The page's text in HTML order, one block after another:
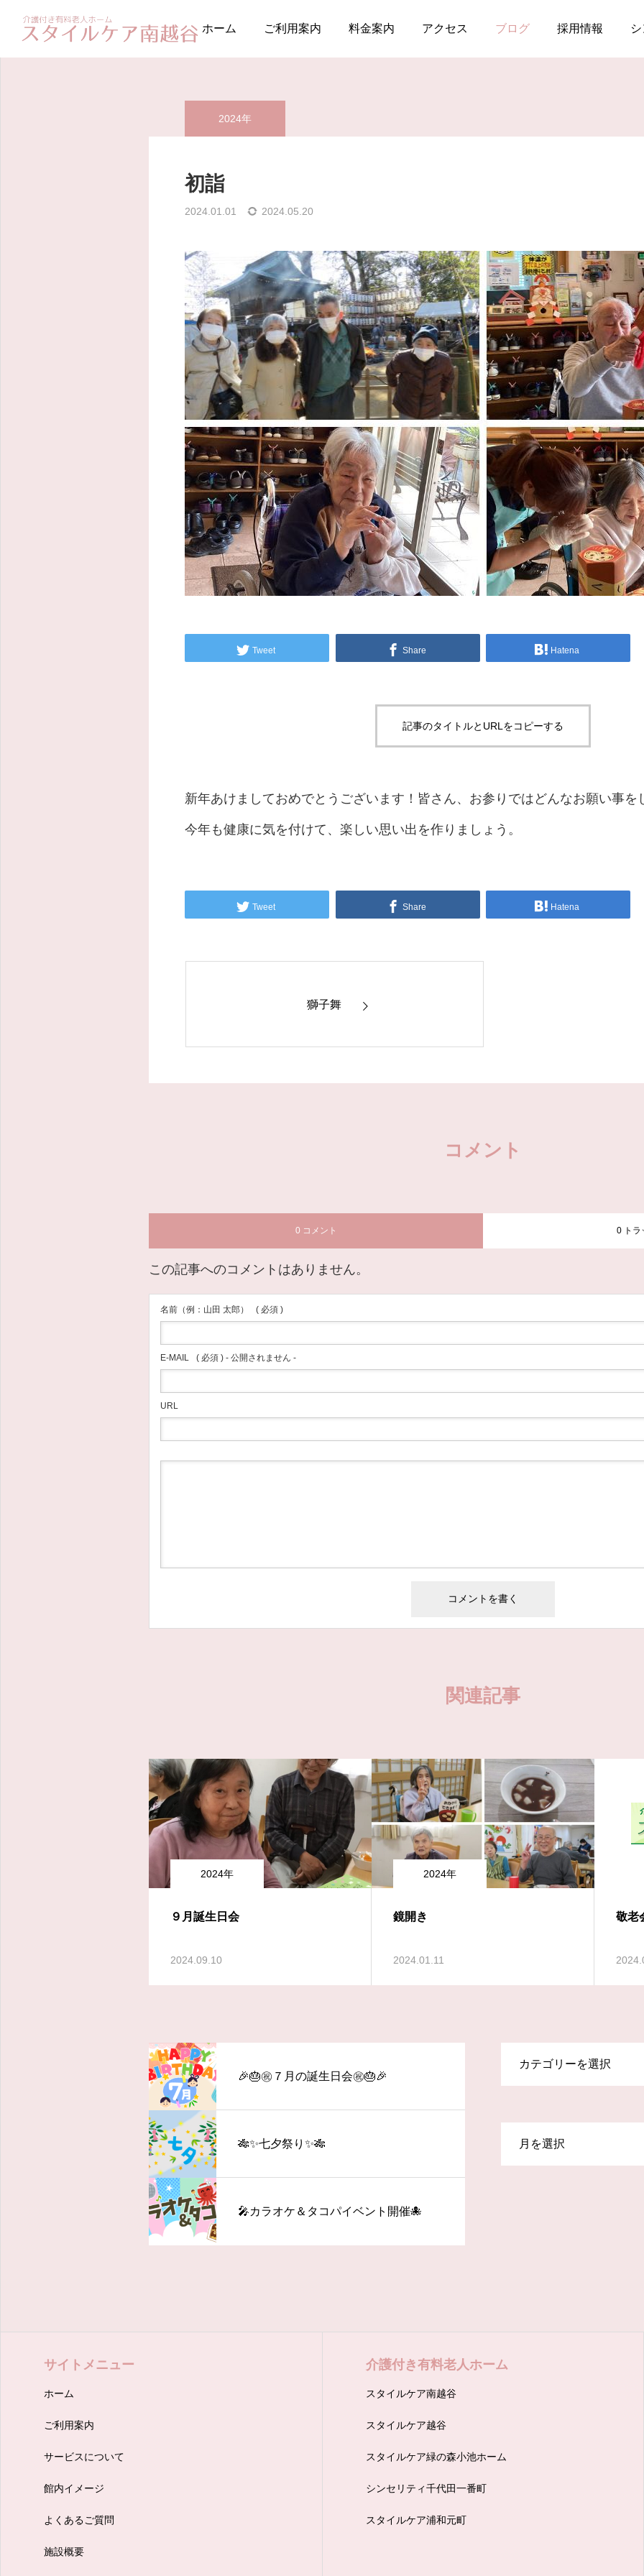
ホーム ご利用案内 料金案内 アクセス ブログ 採用情報
ブログ 2024年 初詣
2024年
初詣
2024.01.01 2024.05.20
Tweet Share Hatena
記事のタイトルとURLをコピーする
新年あけましておめでとうございます！皆さん、お参りではどんなお願い事
今年も健康に気を付けて、楽しい思い出を作りましょう。
Tweet Share Hatena
獅子舞
コメント
0 コメント 0 トラ
この記事へのコメントはありません。
名前（例：山田 太郎） ( 必須 )
E-MAIL ( 必須 ) - 公開されません -
URL
関連記事
2024年
９月誕生日会
2024.09.10
2024年
鏡開き
2024.01.11
敬老
🎉🎂㊗️７月の誕生日会㊗️🎂🎉
🎋✨七夕祭り✨🎋
🎤カラオケ＆タコパイベント開催🐙
ホーム
ご利用案内
サービスについて
館内イメージ
よくあるご質問
施設概要
スタイルケア南越谷
スタイルケア越谷
スタイルケア緑の森小池ホーム
シンセリティ千代田一番町
スタイルケア浦和元町